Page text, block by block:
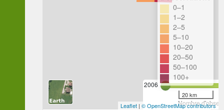
2006
Nombre
0–1
1–2
2–5
5–10
10–20
20–50
50–100
100+
20 km
Leaflet | © OpenStreetMap contributors